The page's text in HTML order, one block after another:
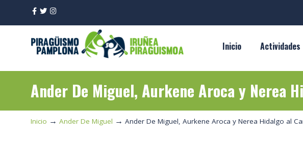
Inicio Actividades
Ander De Miguel, Aurkene Aroca y Nerea
Inicio →Ander De Miguel →Ander De Miguel, Aurkene Aroca y Nerea Hidalgo al